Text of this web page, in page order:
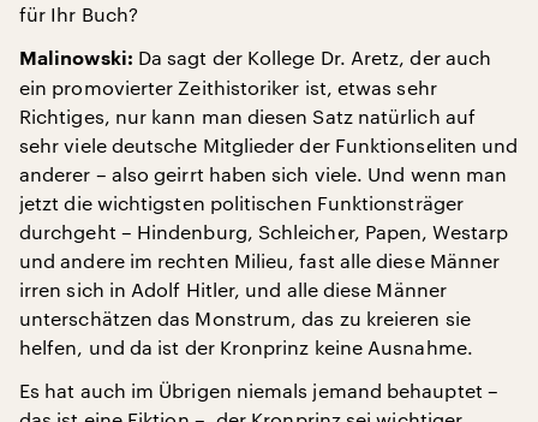
für Ihr Buch?
Malinowski: Da sagt der Kollege Dr. Aretz, der auch
ein promovierter Zeithistoriker ist, etwas sehr
Richtiges, nur kann man diesen Satz natürlich auf
sehr viele deutsche Mitglieder der Funktionseliten und
anderer – also geirrt haben sich viele. Und wenn man
jetzt die wichtigsten politischen Funktionsträger
durchgeht – Hindenburg, Schleicher, Papen, Westarp
und andere im rechten Milieu, fast alle diese Männer
irren sich in Adolf Hitler, und alle diese Männer
unterschätzen das Monstrum, das zu kreieren sie
helfen, und da ist der Kronprinz keine Ausnahme.
Es hat auch im Übrigen niemals jemand behauptet –